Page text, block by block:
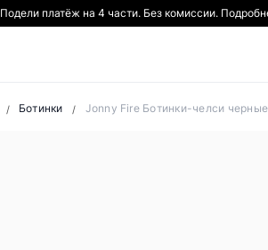
Подели платёж на 4 части. Без комиссии.
Ботинки Jonny Fire Ботинки-челси